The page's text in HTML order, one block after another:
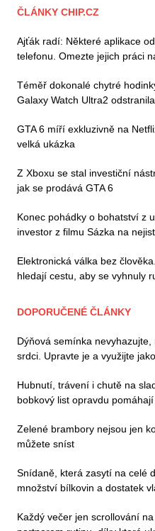
ČLÁNKY CHIP.CZ
Ajťák radí: Některé aplikace
telefonu. Omezte jejich práci
Téměř dokonalé chytré
Galaxy Watch Ultra2
GTA 6 míří exkluzivně na
velká ukázka
Z Xboxu se stal investiční
jak se prodává GTA 6
Konec pohádky o bohatství z
investor z filmu Sázka na
Elektronická válka bez
hledají cestu, aby se vyhnuly
DOPORUČENÉ ČLÁNKY
Dýňová semínka
srdci. Upravte je a využijte
Hubnutí, trávení i chutě na
bobkový list opravdu
Zelené brambory nejsou jen
můžete sníst
Snídaně, která zasytí na celé
množství bílkovin a dostatek
Každý večer jen scrollování